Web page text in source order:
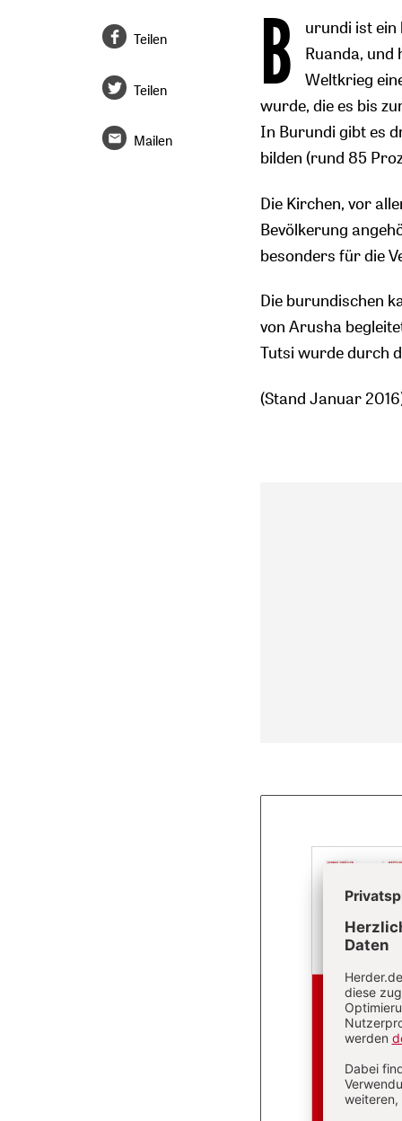
B
urundi ist ein
Ruanda, und
Weltkrieg
wurde, die es bis
In Burundi gibt es
bilden (rund 85
Die Kirchen, vor
Bevölkerung
besonders für die
Die burundischen
von Arusha
Tutsi wurde durch
(Stand Januar
Teilen
Teilen
Mailen